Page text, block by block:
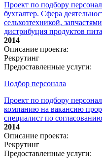
Проект по подбору
бухгалтер. Сфера
сельхозтехникой,
дистрибуция продуктов
2014
Описание проекта:
Рекрутинг
Предоставленные услуги:
Подбор персонала
Проект по подбору
компанию на вакансию
специалист по
2014
Описание проекта:
Рекрутинг
Предоставленные услуги: